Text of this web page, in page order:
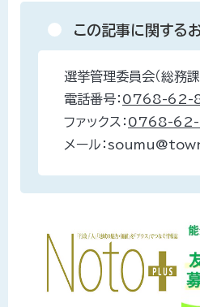
この記事に関する
選挙管理委員会（総務課
電話番号： 0768-62-
ファックス： 0768-
メール：